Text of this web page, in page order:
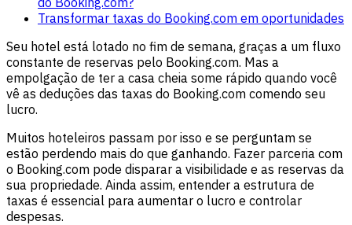
Transformar taxas do Booking.com em oportunidades
Seu hotel está lotado no fim de semana, graças a um fluxo
constante de reservas pelo Booking.com. Mas a
empolgação de ter a casa cheia some rápido quando você
vê as deduções das taxas do Booking.com comendo seu
lucro.
Muitos hoteleiros passam por isso e se perguntam se
estão perdendo mais do que ganhando. Fazer parceria com
o Booking.com pode disparar a visibilidade e as reservas da
sua propriedade. Ainda assim, entender a estrutura de
taxas é essencial para aumentar o lucro e controlar
despesas.